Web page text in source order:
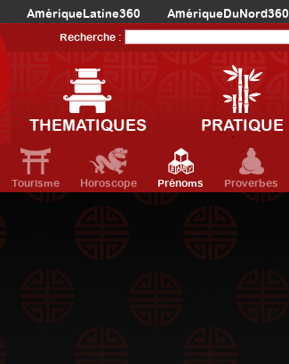
AmériqueLatine360 AmériqueDuNord360
Recherche :
THEMATIQUES PRATIQUE
Tourisme Horoscope Prénoms Proverbes